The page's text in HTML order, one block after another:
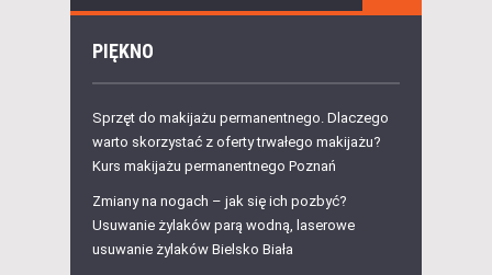
PIĘKNO
Sprzęt do makijażu permanentnego. Dlaczego
warto skorzystać z oferty trwałego makijażu?
Kurs makijażu permanentnego Poznań
Zmiany na nogach – jak się ich pozbyć?
Usuwanie żylaków parą wodną, laserowe
usuwanie żylaków Bielsko Biała